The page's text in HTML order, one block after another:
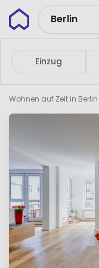
Wunderflats
Berlin
Einzug
Wohnen auf Zeit in Berlin